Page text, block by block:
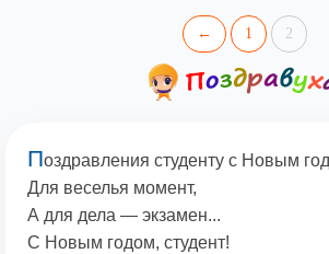
← 1 2
Поздравления студенту с Новым
Для веселья момент,
А для дела — экзамен...
С Новым годом, студент!